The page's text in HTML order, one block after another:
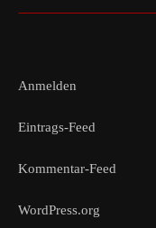
Anmelden
Eintrags-Feed
Kommentar-Feed
WordPress.org